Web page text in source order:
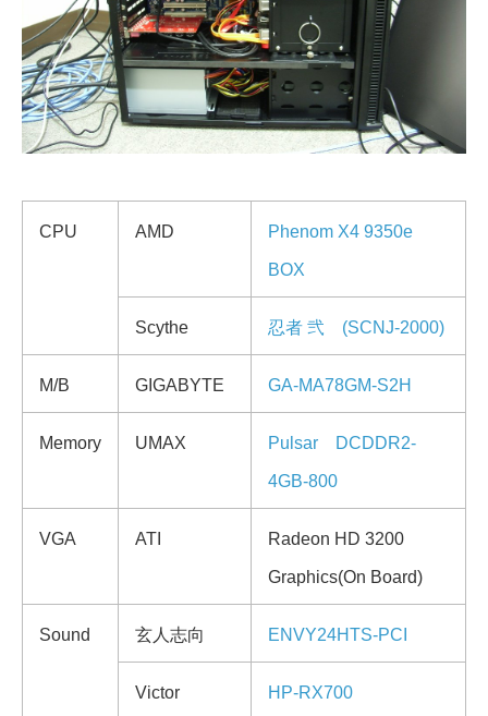
CPU AMD Phenom X4 9350e
BOX
Scythe 忍者 弐 (SCNJ-2000)
M/B GIGABYTE GA-MA78GM-S2H
Memory UMAX Pulsar DCDDR2-
4GB-800
VGA ATI Radeon HD 3200
Graphics(On Board)
Sound 玄人志向 ENVY24HTS-PCI
Victor HP-RX700